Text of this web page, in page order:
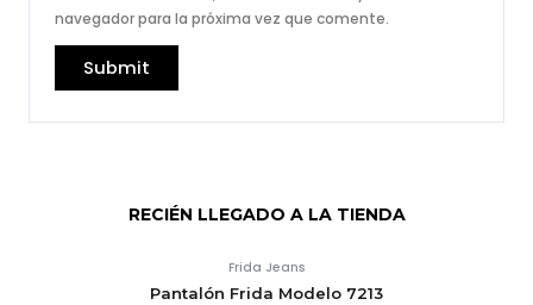
navegador para la próxima vez que comente.
RECIÉN LLEGADO A LA TIENDA
Frida Jeans
Pantalón Frida Modelo 7213